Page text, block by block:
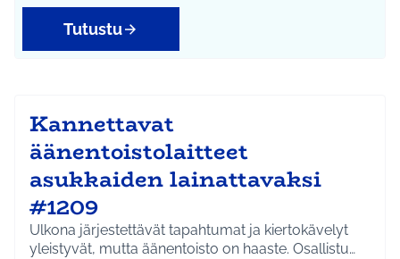
Tutustu
Kannettavat
äänentoistolaitteet
asukkaiden lainattavaksi
#1209
Ulkona järjestettävät tapahtumat ja kiertokävelyt
yleistyvät, mutta äänentoisto on haaste. Osallistu…